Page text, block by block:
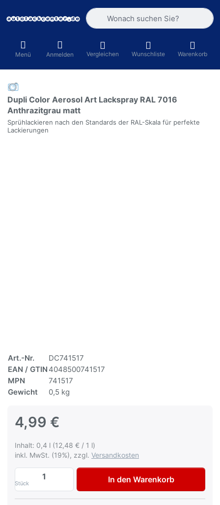
Geben Sie einen Suchbegriff ein.
Menü Anmelden Vergleichen Wunschliste Warenkorb
Dupli Color Aerosol Art Lackspray RAL 7016
Anthrazitgrau matt
Sprühlackieren nach den Standards der RAL-Skala für perfekte
Lackierungen
Art.-Nr.
DC741517
EAN / GTIN 4048500741517
MPN
741517
Gewicht
0,5 kg
4,99 €
Inhalt: 0,4 l (12,48 € / 1 l)
inkl. MwSt. (19%), zzgl. Versandkosten
Stück
Dupli Color Aerosol Art Lackspray RAL
In den Warenkorb